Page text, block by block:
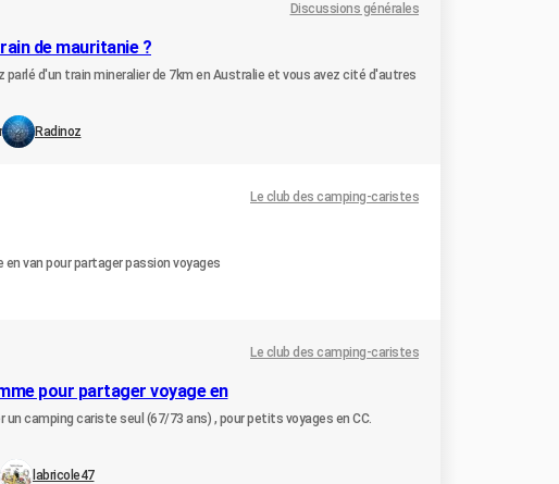
Discussions générales
de mauritanie ?
d'un train mineralier de 7km en Australie et vous avez cité d'autres
Radinoz
Le club des camping-caristes
van pour partager passion voyages
Le club des camping-caristes
pour partager voyage en
camping cariste seul (67/73 ans) , pour petits voyages en CC.
labricole47